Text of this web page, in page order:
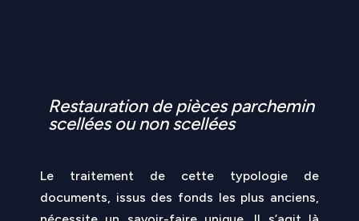
Restauration de pièces parchemin
scellées ou non scellées
Le traitement de cette typologie de
documents, issus des fonds les plus anciens,